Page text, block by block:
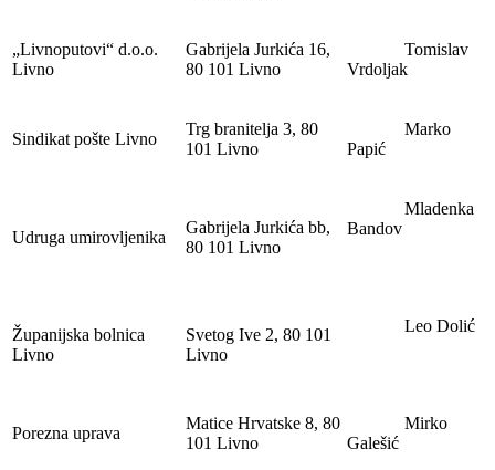
„Livnoputovi“ d.o.o.
Livno
Gabrijela Jurkića 16,
80 101 Livno
Tomislav
Vrdoljak
Sindikat pošte Livno
Trg branitelja 3, 80
101 Livno
Marko
Papić
Udruga umirovljenika
Gabrijela Jurkića bb,
80 101 Livno
Mladenka
Bandov
Županijska bolnica
Livno
Svetog Ive 2, 80 101
Livno
Leo Dolić
Porezna uprava
Matice Hrvatske 8, 80
101 Livno
Mirko
Galešić